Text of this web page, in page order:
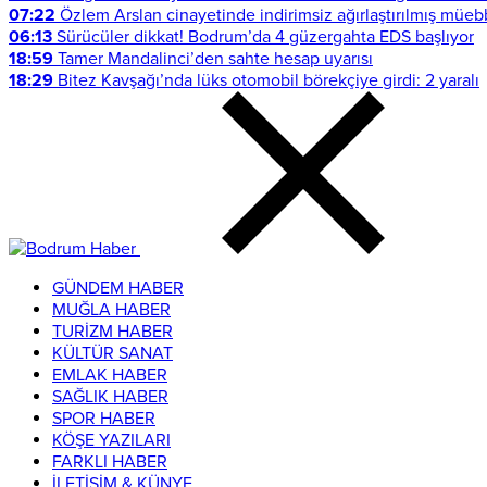
07:22 Özlem Arslan cinayetinde indirimsiz ağırlaştırılmış
06:13 Sürücüler dikkat! Bodrum’da 4 güzergahta EDS başlıyor
18:59 Tamer Mandalinci’den sahte hesap uyarısı
18:29 Bitez Kavşağı’nda lüks otomobil börekçiye girdi: 2 yaralı
GÜNDEM HABER
MUĞLA HABER
TURİZM HABER
KÜLTÜR SANAT
EMLAK HABER
SAĞLIK HABER
SPOR HABER
KÖŞE YAZILARI
FARKLI HABER